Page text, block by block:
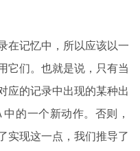
在记忆中，所以应该以一
它们。也就是说，只有当
应的记录中出现的某种出
的一个新动作。否则，
实现这一点，我们推导了